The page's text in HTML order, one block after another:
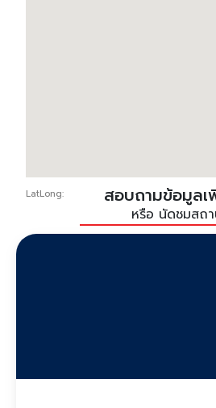
LatLong: สอบถามข้อมูลเ
หรือ นัดชมสถ